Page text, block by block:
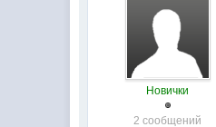
Новички
2 сообщений